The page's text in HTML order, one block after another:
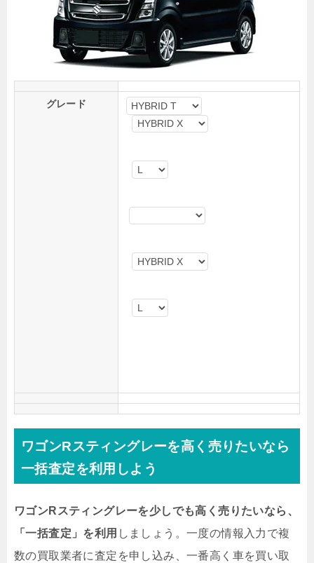
グレード
ワゴンRスティングレーを高く売りたいなら
一括査定を利用しよう
ワゴンRスティングレーを少しでも高く売りたいなら、
「一括査定」を利用 しましょう。一度の情報入力で複
数の買取業者に査定を申し込み、一番高く車を買い取